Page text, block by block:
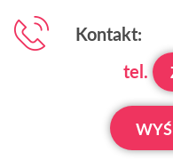
Kontakt:
tel.